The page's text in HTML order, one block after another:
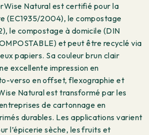
Natural est certifié pour la
(EC1935/2004), le compostage
le compostage à domicile (DIN
et peut être recyclé via
papiers. Sa couleur brun clair
excellente impression en
verso en offset, flexographie et
Natural est transformé par les
de cartonnage en
durables. Les applications varient
l’épicerie sèche, les fruits et